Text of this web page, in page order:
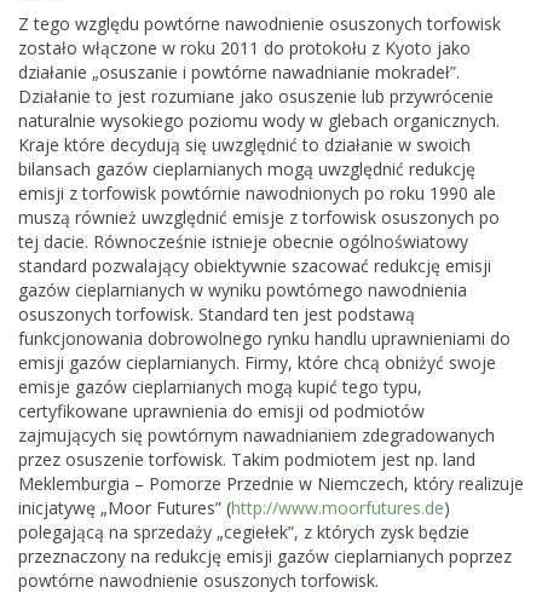
Z tego względu powtórne nawodnienie osuszonych torfowisk
zostało włączone w roku 2011 do protokołu z Kyoto jako
działanie „osuszanie i powtórne nawadnianie mokradeł”.
Działanie to jest rozumiane jako osuszenie lub przywrócenie
naturalnie wysokiego poziomu wody w glebach organicznych.
Kraje które decydują się uwzględnić to działanie w swoich
bilansach gazów cieplarnianych mogą uwzględnić redukcję
emisji z torfowisk powtórnie nawodnionych po roku 1990 ale
muszą również uwzględnić emisje z torfowisk osuszonych po
tej dacie. Równocześnie istnieje obecnie ogólnoświatowy
standard pozwalający obiektywnie szacować redukcję emisji
gazów cieplarnianych w wyniku powtórnego nawodnienia
osuszonych torfowisk. Standard ten jest podstawą
funkcjonowania dobrowolnego rynku handlu uprawnieniami do
emisji gazów cieplarnianych. Firmy, które chcą obniżyć swoje
emisje gazów cieplarnianych mogą kupić tego typu,
certyfikowane uprawnienia do emisji od podmiotów
zajmujących się powtórnym nawadnianiem zdegradowanych
przez osuszenie torfowisk. Takim podmiotem jest np. land
Meklemburgia – Pomorze Przednie w Niemczech, który realizuje
inicjatywę „Moor Futures” (http://www.moorfutures.de)
polegającą na sprzedaży „cegiełek”, z których zysk będzie
przeznaczony na redukcję emisji gazów cieplarnianych poprzez
powtórne nawodnienie osuszonych torfowisk.